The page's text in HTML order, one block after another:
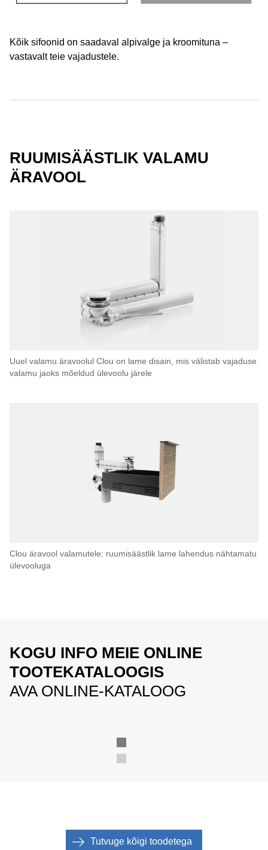
Kõik sifoonid on saadaval alpivalge ja kroomituna –
vastavalt teie vajadustele.
RUUMISÄÄSTLIK VALAMU
ÄRAVOOL
Uuel valamu äravoolul Clou on lame disain, mis välistab vajaduse
valamu jaoks mõeldud ülevoolu järele
Clou äravool valamutele: ruumisäästlik lame lahendus nähtamatu
ülevooluga
KOGU INFO MEIE ONLINE
TOOTEKATALOOGIS
AVA ONLINE-KATALOOG
Tutvuge kõigi toodetega